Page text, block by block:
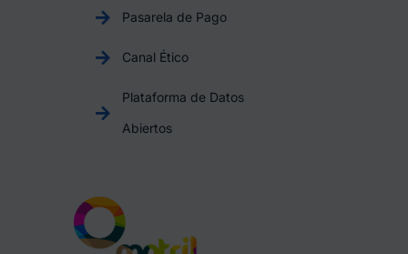
Pasarela de Pago
Canal Ético
Plataforma de Datos
Abiertos